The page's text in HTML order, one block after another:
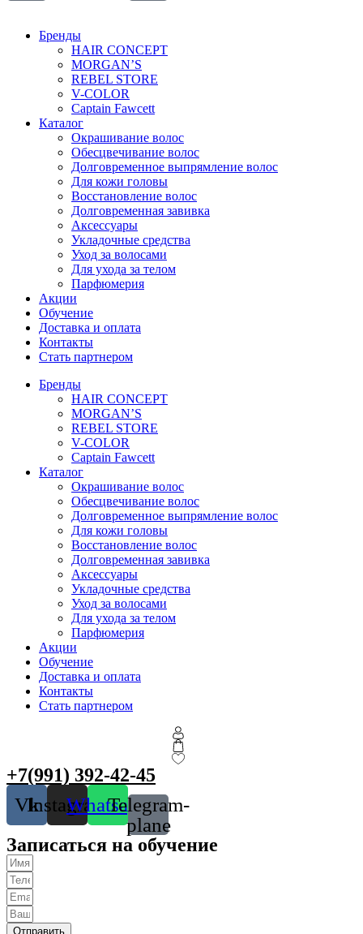
Бренды
HAIR CONCEPT
MORGAN’S
REBEL STORE
V-COLOR
Captain Fawcett
Каталог
Окрашивание волос
Обесцвечивание волос
Долговременное выпрямление волос
Для кожи головы
Восстановление волос
Долговременная завивка
Аксессуары
Укладочные средства
Уход за волосами
Для ухода за телом
Парфюмерия
Акции
Обучение
Доставка и оплата
Контакты
Стать партнером
Бренды
HAIR CONCEPT
MORGAN’S
REBEL STORE
V-COLOR
Captain Fawcett
Каталог
Окрашивание волос
Обесцвечивание волос
Долговременное выпрямление волос
Для кожи головы
Восстановление волос
Долговременная завивка
Аксессуары
Укладочные средства
Уход за волосами
Для ухода за телом
Парфюмерия
Акции
Обучение
Доставка и оплата
Контакты
Стать партнером
+7(991) 392-42-45
VkInstagramWhatsappTelegram-
plane
Записаться на обучение
Отправить